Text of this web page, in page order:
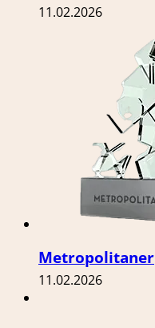
11.02.2026
Metropolitaner
11.02.2026